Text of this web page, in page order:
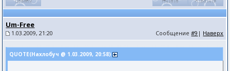
Um-Free
1.03.2009, 21:20 Сообщение#9 | Наверх
QUOTE(Нахлобуч @ 1.03.2009, 20:58)